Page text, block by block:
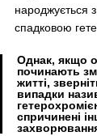
народжується
спадковою
Однак, якщо
починають
житті,
випадки
спричинені